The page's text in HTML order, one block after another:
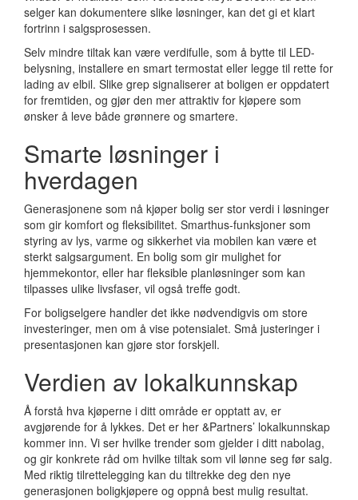
selger kan dokumentere slike løsninger, kan det gi et klart
fortrinn i salgsprosessen.
Selv mindre tiltak kan være verdifulle, som å bytte til LED-
belysning, installere en smart termostat eller legge til rette for
lading av elbil. Slike grep signaliserer at boligen er oppdatert
for fremtiden, og gjør den mer attraktiv for kjøpere som
ønsker å leve både grønnere og smartere.
Smarte løsninger i
hverdagen
Generasjonene som nå kjøper bolig ser stor verdi i løsninger
som gir komfort og fleksibilitet. Smarthus-funksjoner som
styring av lys, varme og sikkerhet via mobilen kan være et
sterkt salgsargument. En bolig som gir mulighet for
hjemmekontor, eller har fleksible planløsninger som kan
tilpasses ulike livsfaser, vil også treffe godt.
For boligselgere handler det ikke nødvendigvis om store
investeringer, men om å vise potensialet. Små justeringer i
presentasjonen kan gjøre stor forskjell.
Verdien av lokalkunnskap
Å forstå hva kjøperne i ditt område er opptatt av, er
avgjørende for å lykkes. Det er her &Partners’ lokalkunnskap
kommer inn. Vi ser hvilke trender som gjelder i ditt nabolag,
og gir konkrete råd om hvilke tiltak som vil lønne seg før salg.
Med riktig tilrettelegging kan du tiltrekke deg den nye
generasjonen boligkjøpere og oppnå best mulig resultat.